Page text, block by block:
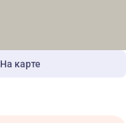
На карте